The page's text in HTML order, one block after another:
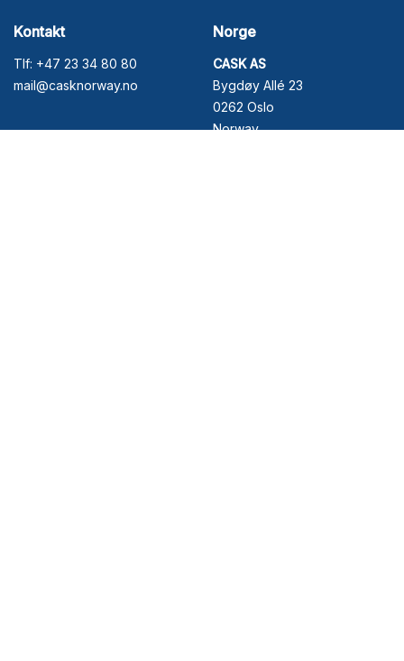
Kontakt
Tlf: +47 23 34 80 80
mail@casknorway.no
Norge
CASK AS
Bygdøy Allé 23
0262 Oslo
Norway